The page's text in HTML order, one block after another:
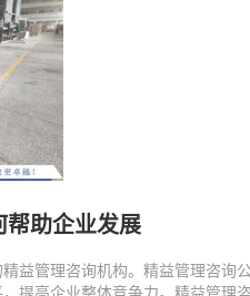
帮助企业发展
益管理咨询机构。精益管理咨询